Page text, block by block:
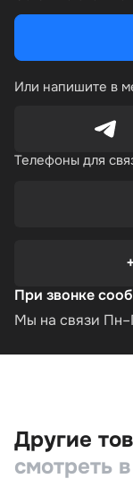
Или напишите в
Телефоны для
При звонке
Мы на связи
Другие
смотреть